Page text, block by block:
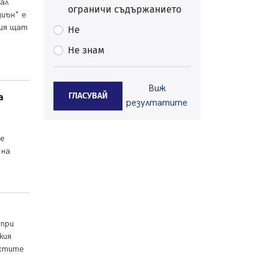
е
щат
Перник
Вече няма чакащи с години за
присъединяване към мрежата на
05.08.2026, 11:22
След сигнали: Санкции за шумни
младежи и предупреждения
ограничи съдържанието
Не
Не знам
ГЛАСУВАЙ
Виж
резултатите